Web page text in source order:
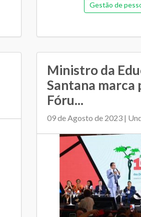
Gestão de
Ministro da
Santana marca
Fóru...
09 de Agosto de 2023 |